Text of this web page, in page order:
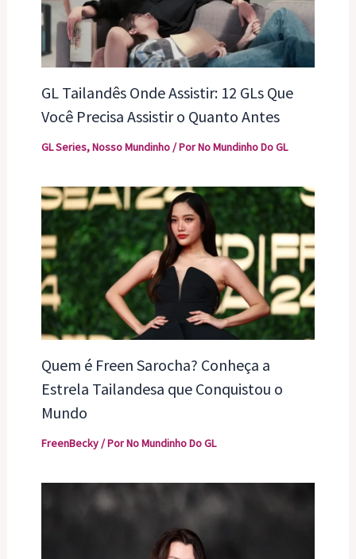
GL Tailandês Onde Assistir: 12 GLs Que
Você Precisa Assistir o Quanto Antes
GL Series,Nosso Mundinho/ PorNo Mundinho Do GL
Quem é Freen Sarocha? Conheça a
Estrela Tailandesa que Conquistou o
Mundo
FreenBecky/ PorNo Mundinho Do GL